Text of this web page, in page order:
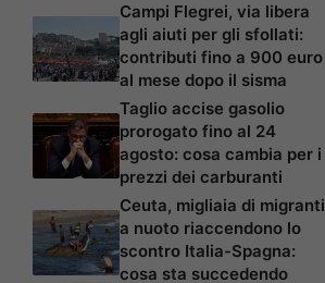
Campi Flegrei, via libera
agli aiuti per gli sfollati:
contributi fino a 900 euro
al mese dopo il sisma
Taglio accise gasolio
prorogato fino al 24
agosto: cosa cambia per i
prezzi dei carburanti
Ceuta, migliaia di migranti
a nuoto riaccendono lo
scontro Italia-Spagna:
cosa sta succedendo